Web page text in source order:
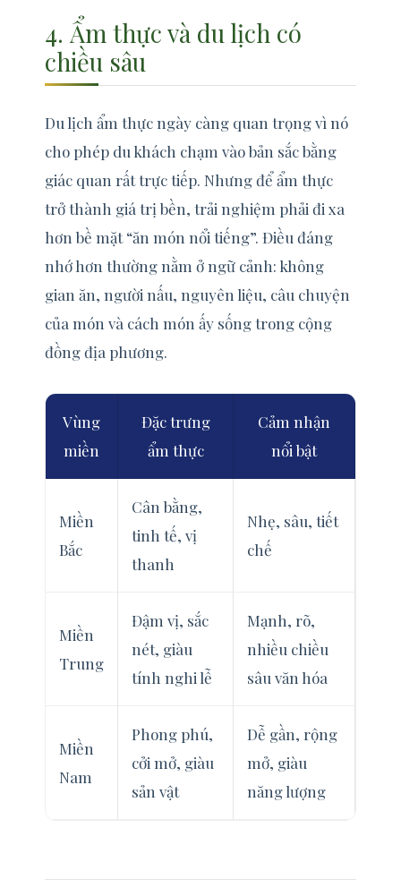
4. Ẩm thực và du lịch có
chiều sâu
Du lịch ẩm thực ngày càng quan trọng vì nó
cho phép du khách chạm vào bản sắc bằng
giác quan rất trực tiếp. Nhưng để ẩm thực
trở thành giá trị bền, trải nghiệm phải đi xa
hơn bề mặt “ăn món nổi tiếng”. Điều đáng
nhớ hơn thường nằm ở ngữ cảnh: không
gian ăn, người nấu, nguyên liệu, câu chuyện
của món và cách món ấy sống trong cộng
đồng địa phương.
Vùng
miền
Đặc trưng
ẩm thực
Cảm nhận
nổi bật
Miền
Bắc
Cân bằng,
tinh tế, vị
thanh
Nhẹ, sâu, tiết
chế
Miền
Trung
Đậm vị, sắc
nét, giàu
tính nghi lễ
Mạnh, rõ,
nhiều chiều
sâu văn hóa
Miền
Nam
Phong phú,
cởi mở, giàu
sản vật
Dễ gần, rộng
mở, giàu
năng lượng